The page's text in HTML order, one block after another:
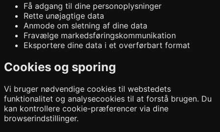
Få adgang til dine personoplysninger
Rette unøjagtige data
Anmode om sletning af dine data
Fravælge markedsføringskommunikation
Eksportere dine data i et overførbart format
Cookies og sporing
Vi bruger nødvendige cookies til webstedets
funktionalitet og analysecookies til at forstå brugen. Du
kan kontrollere cookie-præferencer via dine
browserindstillinger.